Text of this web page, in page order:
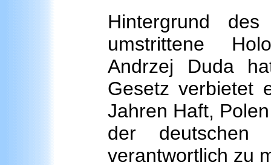
Hintergrund
umstrittene
Andrzej Duda
Gesetz verbietet
Jahren Haft,
der deutschen
verantwortlich zu